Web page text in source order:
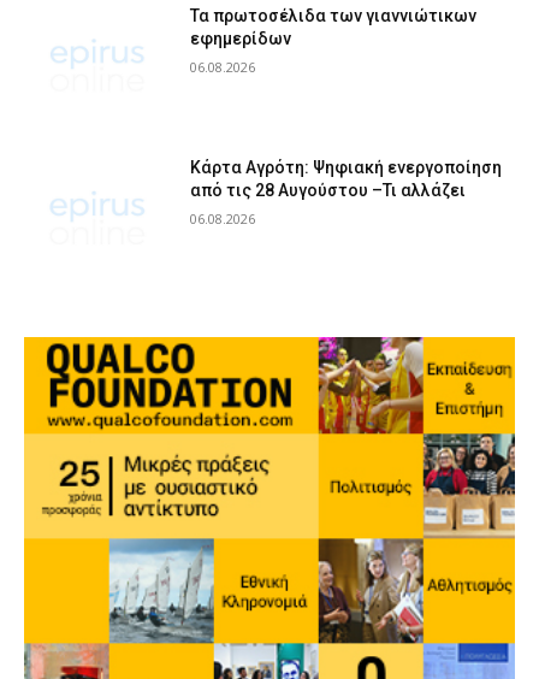
Τα πρωτοσέλιδα των γιαννιώτικων
εφημερίδων
06.08.2026
Κάρτα Αγρότη: Ψηφιακή ενεργοποίηση
από τις 28 Αυγούστου –Τι αλλάζει
06.08.2026